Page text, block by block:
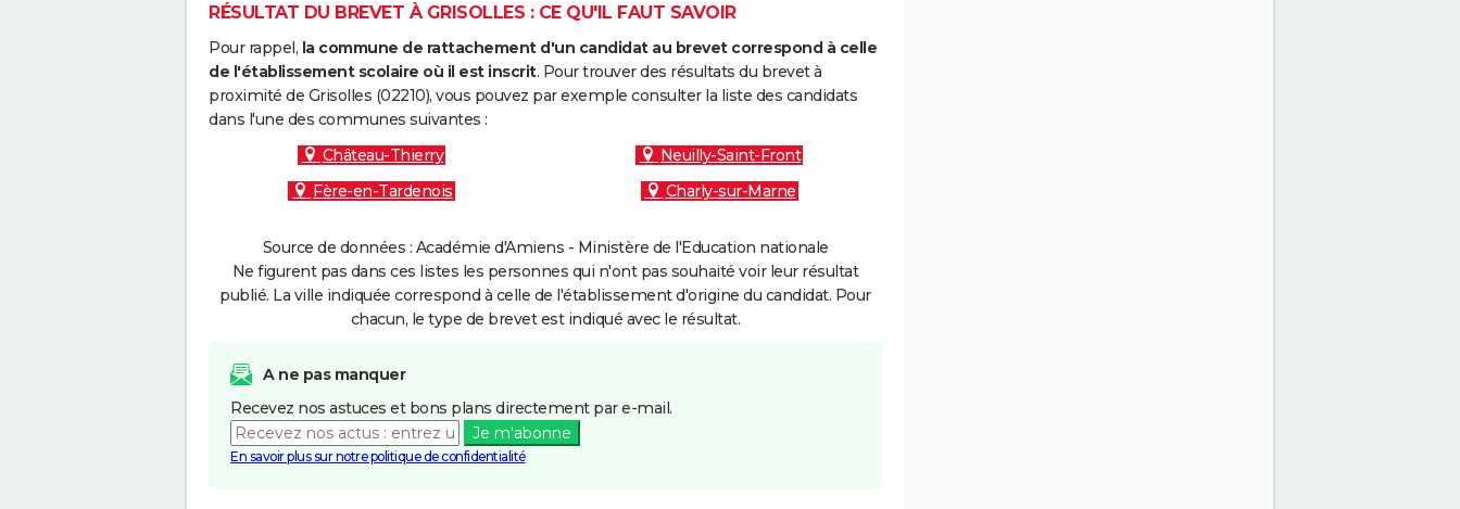
RÉSULTAT DU BREVET À GRISOLLES : CE QU'IL FAUT SAVOIR
Pour rappel, la commune de rattachement d'un candidat au brevet correspond à celle
de l'établissement scolaire où il est inscrit. Pour trouver des résultats du brevet à
proximité de Grisolles (02210), vous pouvez par exemple consulter la liste des candidats
dans l'une des communes suivantes :
Château-Thierry
Neuilly-Saint-Front
Fère-en-Tardenois
Charly-sur-Marne
Source de données : Académie d'Amiens - Ministère de l'Education nationale
Ne figurent pas dans ces listes les personnes qui n'ont pas souhaité voir leur résultat
publié. La ville indiquée correspond à celle de l'établissement d'origine du candidat. Pour
chacun, le type de brevet est indiqué avec le résultat.
A ne pas manquer
Recevez nos astuces et bons plans directement par e-mail.
Je m'abonne
En savoir plus sur notre politique de confidentialité